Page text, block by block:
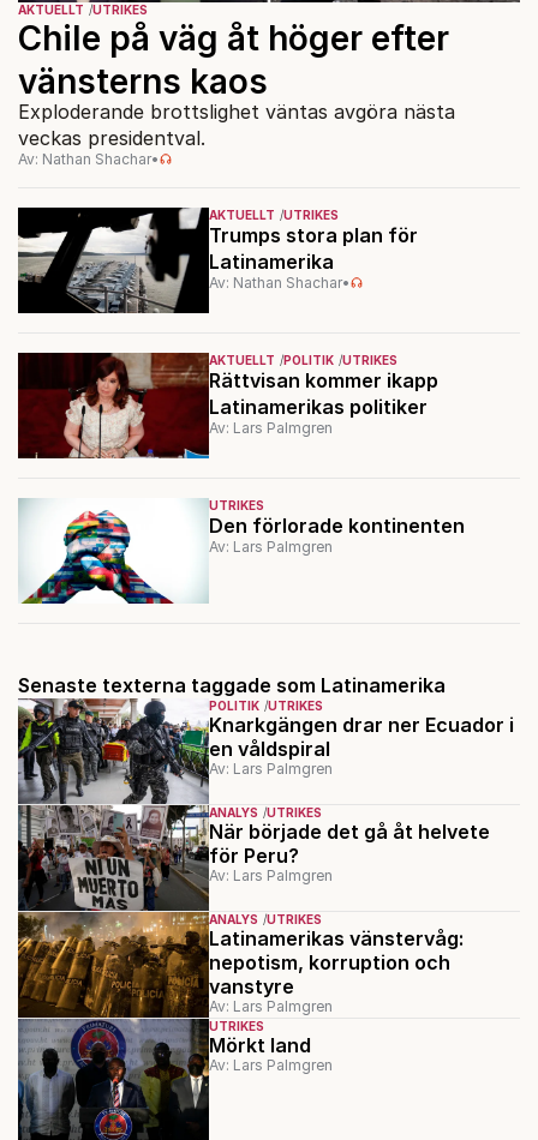
AKTUELLT UTRIKES
Trumps stora plan för
Latinamerika
Av: Nathan Shachar•
AKTUELLT POLITIK UTRIKES
Rättvisan kommer ikapp
Latinamerikas politiker
Av: Lars Palmgren
UTRIKES
Den förlorade kontinenten
Av: Lars Palmgren
AKTUELLT UTRIKES
Chile på väg åt höger efter
vänsterns kaos
Exploderande brottslighet väntas avgöra nästa
veckas presidentval.
Av: Nathan Shachar•
Senaste texterna taggade som Latinamerika
POLITIK UTRIKES
Knarkgängen drar ner Ecuador i
en våldspiral
Av: Lars Palmgren
ANALYS UTRIKES
När började det gå åt helvete
för Peru?
Av: Lars Palmgren
ANALYS UTRIKES
Latinamerikas vänstervåg:
nepotism, korruption och
vanstyre
Av: Lars Palmgren
UTRIKES
Mörkt land
Av: Lars Palmgren